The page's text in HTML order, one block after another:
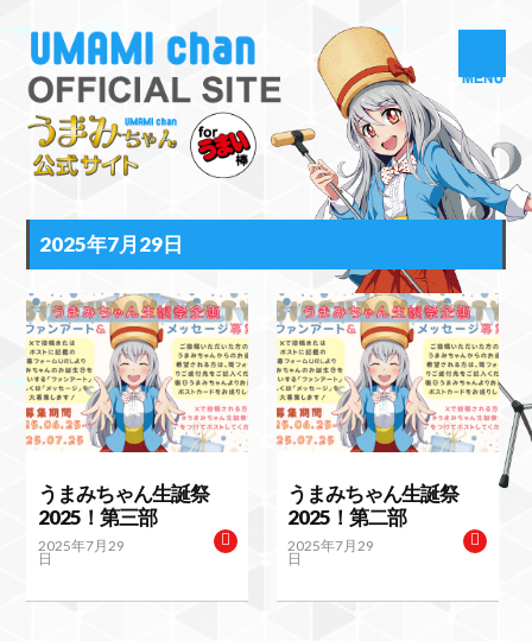
2025年7月29日
うまみちゃん生誕祭
2025！第三部
2025年7月29
日
うまみちゃん生誕祭
2025！第二部
2025年7月29
日